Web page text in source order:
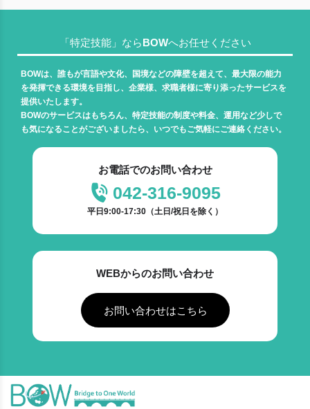
特定技能移行可能職種一覧資料
特定技能移行可能職種一覧資料
「特定技能」ならBOWへお任せください
BOWは、誰もが言語や文化、国境などの障壁を超えて、最大限の能力
を発揮できる環境を目指し、企業様、求職者様に寄り添ったサービスを
提供いたします。
BOWのサービスはもちろん、特定技能の制度や料金、運用など少しで
も気になることがございましたら、いつでもご気軽にご連絡ください。
お電話でのお問い合わせ
042-316-9095
平日9:00-17:30（土日/祝日を除く）
WEBからのお問い合わせ
お問い合わせはこちら